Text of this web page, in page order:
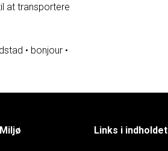
at transportere
• bonjour •
Miljø Links i indholdet